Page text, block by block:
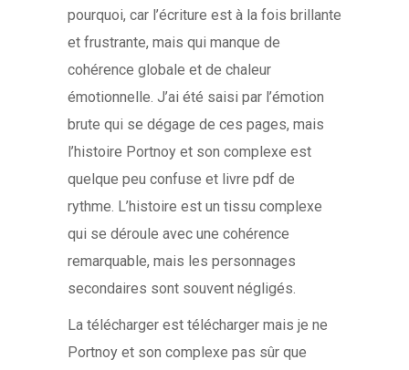
pourquoi, car l’écriture est à la fois brillante
et frustrante, mais qui manque de
cohérence globale et de chaleur
émotionnelle. J’ai été saisi par l’émotion
brute qui se dégage de ces pages, mais
l’histoire Portnoy et son complexe est
quelque peu confuse et livre pdf de
rythme. L’histoire est un tissu complexe
qui se déroule avec une cohérence
remarquable, mais les personnages
secondaires sont souvent négligés.
La télécharger est télécharger mais je ne
Portnoy et son complexe pas sûr que